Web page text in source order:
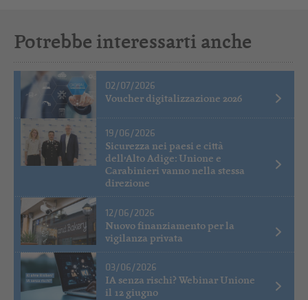
Potrebbe interessarti anche
02/07/2026
Voucher digitalizzazione 2026
19/06/2026
Sicurezza nei paesi e città
dell’Alto Adige: Unione e
Carabinieri vanno nella stessa
direzione
12/06/2026
Nuovo finanziamento per la
vigilanza privata
03/06/2026
IA senza rischi? Webinar Unione
il 12 giugno